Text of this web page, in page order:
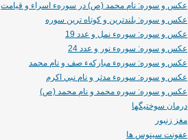
عكس و سوره: نام محمد (ص) در سورهء اسراء و قيامت
عكس و سوره: بلندترين و كوتاه ترين سوره
عكس و سوره: سورهء نمل و عدد 19
عكس و سوره: سورهء نور و عدد 24
عكس و سوره: سورهء مباركهء صف و نام محمد
عكس و سوره: سورهء مدثر و نام نبي اكرم
عكس و سوره: سوره محمد و نام محمد (ص)
درمان سوختيگها
مغز زنبور
عفونت سينوس ها